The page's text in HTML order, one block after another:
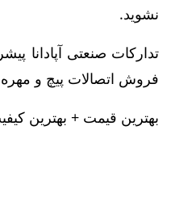
نشوید.
تدارکات صنعتی
فروش اتصالات پیچ و مهره
بهترین قیمت + بهترین